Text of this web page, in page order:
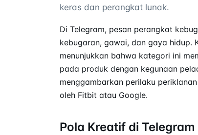
keras dan perangkat lunak.
Di Telegram, pesan perangkat
kebugaran, gawai, dan gaya hidup.
menunjukkan bahwa kategori ini
pada produk dengan kegunaan
menggambarkan perilaku
oleh Fitbit atau Google.
Pola Kreatif di Telegram